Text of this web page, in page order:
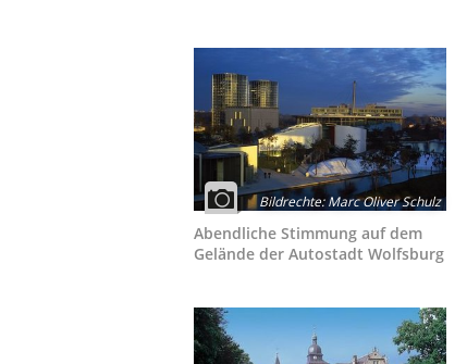
Bildrechte:Marc Oliver Schulz
Abendliche Stimmung auf dem
Gelände der Autostadt Wolfsburg